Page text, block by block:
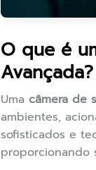
O que é
Avançada?
Uma câmera de
ambientes,
sofisticados e
proporcionando